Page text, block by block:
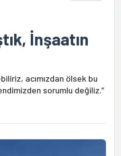
İnşaatın
acımızdan ölsek bu
sorumlu değiliz.”